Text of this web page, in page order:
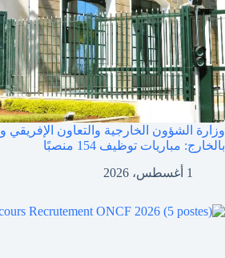
وزارة الشؤون الخارجية والتعاون الإفريقي
بالخارج: مباريات توظيف 154 منصبًا
1 أغسطس، 2026